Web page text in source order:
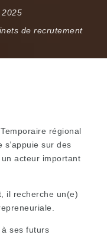
de recrutement
régional
s’appuie sur des
acteur important
il recherche un(e)
ses futurs